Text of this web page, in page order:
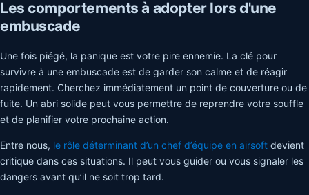
Les comportements à adopter lors d'une
embuscade
Une fois piégé, la panique est votre pire ennemie. La clé pour
survivre à une embuscade est de garder son calme et de réagir
rapidement. Cherchez immédiatement un point de couverture ou de
fuite. Un abri solide peut vous permettre de reprendre votre souffle
et de planifier votre prochaine action.
Entre nous, le rôle déterminant d’un chef d’équipe en airsoft devient
critique dans ces situations. Il peut vous guider ou vous signaler les
dangers avant qu’il ne soit trop tard.